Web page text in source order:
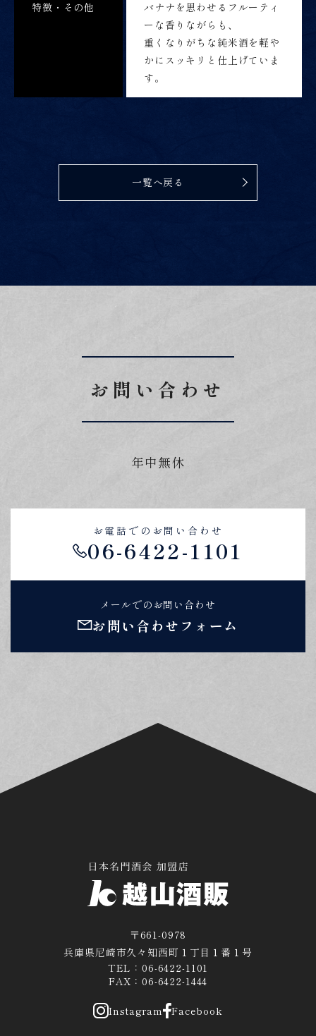
特徴・その他
バナナを思わせるフルーティ
ーな香りながらも、
重くなりがちな純米酒を軽や
かにスッキリと仕上げていま
す。
一覧へ戻る
お問い合わせ
年中無休
お電話でのお問い合わせ
06-6422-1101
メールでのお問い合わせ
お問い合わせフォーム
〒661-0978
兵庫県尼崎市久々知西町１丁目１番１号
TEL：06-6422-1101
FAX：06-6422-1444
Instagram Facebook